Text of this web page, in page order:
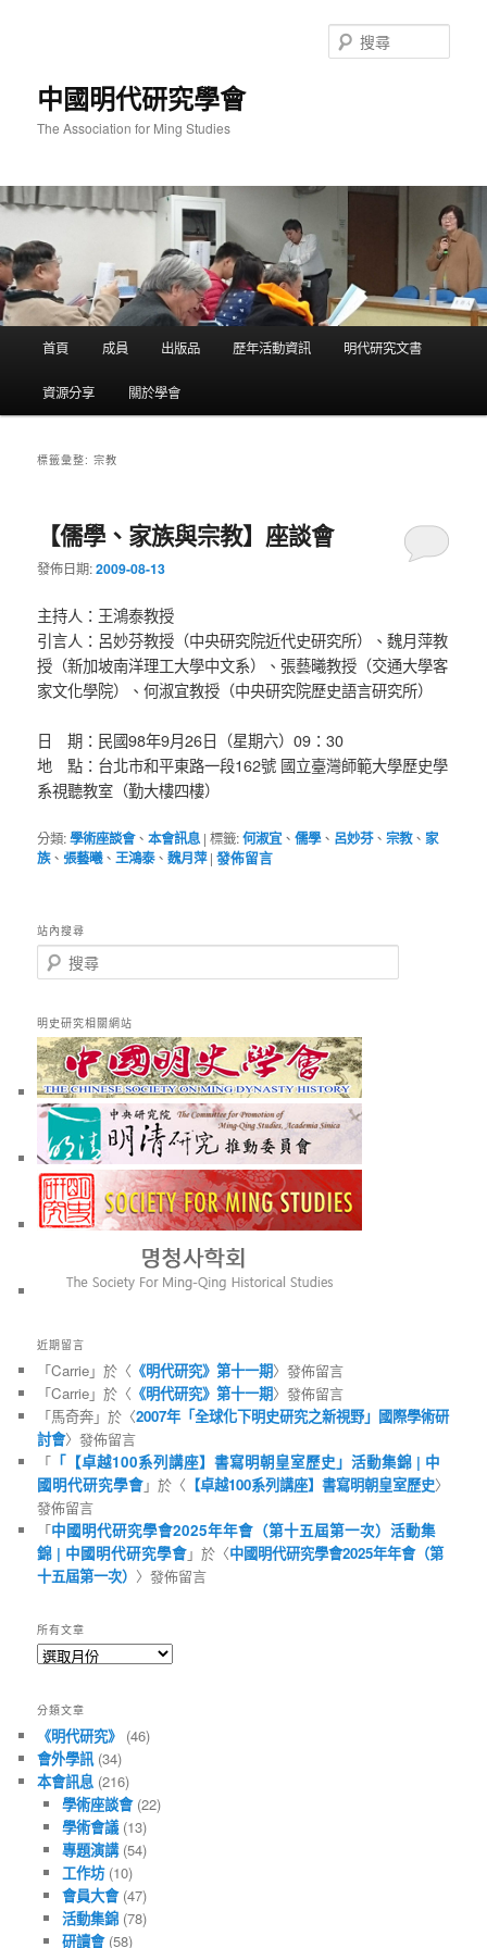
中國明代研究學會
The Association for Ming Studies
尋
首頁 成員 出版品 歷年活動資訊 明代研究文書
資源分享 關於學會
標籤彙整:宗教
【儒學、家族與宗教】座談會
發佈日期:2009-08-13
主持人：王鴻泰教授
引言人：呂妙芬教授（中央研究院近代史研究所）、魏月萍教
授（新加坡南洋理工大學中文系）、張藝曦教授（交通大學客
家文化學院）、何淑宜教授（中央研究院歷史語言研究所）
日 期：民國98年9月26日（星期六）09：30
地 點：台北市和平東路一段162號 國立臺灣師範大學歷史學
系視聽教室（勤大樓四樓）
分類:學術座談會、本會訊息 |標籤:何淑宜、儒學、 呂妙芬、宗教、家
族、張藝曦、王鴻泰、魏月萍 |發佈留言
站內搜尋
搜
尋
明史研究相關網站
近期留言
「Carrie」於〈 《明代研究》第十一期〉發佈留言
「Carrie」於〈 《明代研究》第十一期〉發佈留言
「馬奇奔」於〈2007年「全球化下明史研究之新視野」國際學術研
討會〉發佈留言
「 「【卓越100系列講座】書寫明朝皇室歷史」活動集錦 | 中
國明代研究學會」於〈 【卓越100系列講座】書寫明朝皇室歷史〉
發佈留言
「中國明代研究學會2025年年會（第十五屆第一次）活動集
錦 | 中國明代研究學會」於〈中國明代研究學會2025年年會（第
十五屆第一次） 〉發佈留言
所有文章
所
章
分類文章
《明代研究》 (46)
會外學訊 (34)
本會訊息 (216)
學術座談會(22)
學術會議(13)
專題演講(54)
工作坊(10)
會員大會(47)
活動集錦(78)
研讀會(58)